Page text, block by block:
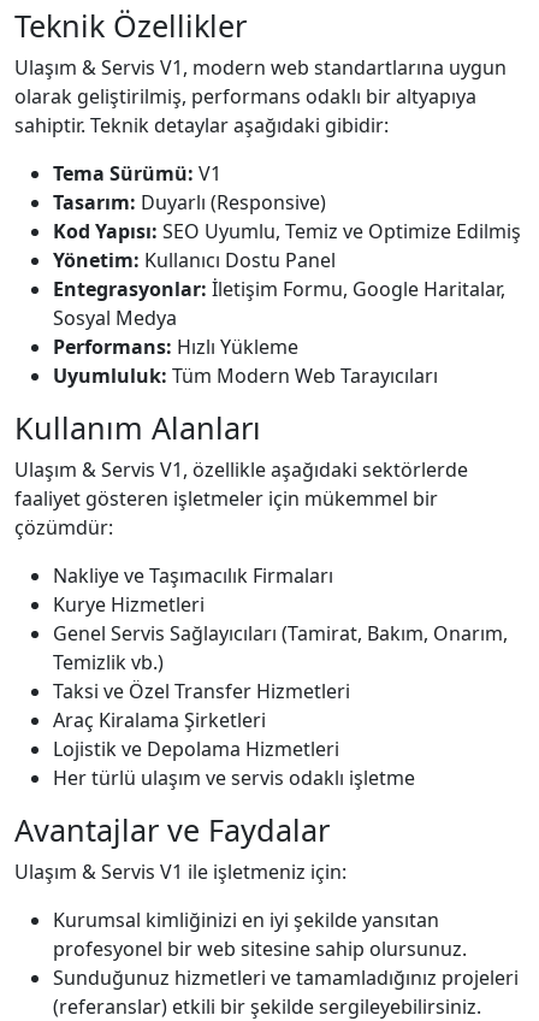
Teknik Özellikler
Ulaşım & Servis V1, modern web standartlarına uygun
olarak geliştirilmiş, performans odaklı bir altyapıya
sahiptir. Teknik detaylar aşağıdaki gibidir:
Tema Sürümü: V1
Tasarım: Duyarlı (Responsive)
Kod Yapısı: SEO Uyumlu, Temiz ve Optimize Edilmiş
Yönetim: Kullanıcı Dostu Panel
Entegrasyonlar: İletişim Formu, Google Haritalar,
Sosyal Medya
Performans: Hızlı Yükleme
Uyumluluk: Tüm Modern Web Tarayıcıları
Kullanım Alanları
Ulaşım & Servis V1, özellikle aşağıdaki sektörlerde
faaliyet gösteren işletmeler için mükemmel bir
çözümdür:
Nakliye ve Taşımacılık Firmaları
Kurye Hizmetleri
Genel Servis Sağlayıcıları (Tamirat, Bakım, Onarım,
Temizlik vb.)
Taksi ve Özel Transfer Hizmetleri
Araç Kiralama Şirketleri
Lojistik ve Depolama Hizmetleri
Her türlü ulaşım ve servis odaklı işletme
Avantajlar ve Faydalar
Ulaşım & Servis V1 ile işletmeniz için:
Kurumsal kimliğinizi en iyi şekilde yansıtan
profesyonel bir web sitesine sahip olursunuz.
Sunduğunuz hizmetleri ve tamamladığınız projeleri
(referanslar) etkili bir şekilde sergileyebilirsiniz.